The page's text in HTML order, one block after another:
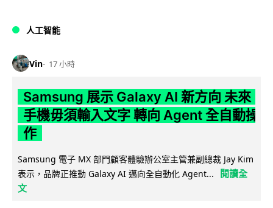
人工智能
Vin 17 小時
Samsung 展示 Galaxy AI 新方向 未來
手機毋須輸入文字 轉向 Agent 全自動操
作
Samsung 電子 MX 部門顧客體驗辦公室主管兼副總裁 Jay Kim
表示，品牌正推動 Galaxy AI 邁向全自動化 Agent...
閱讀全
文